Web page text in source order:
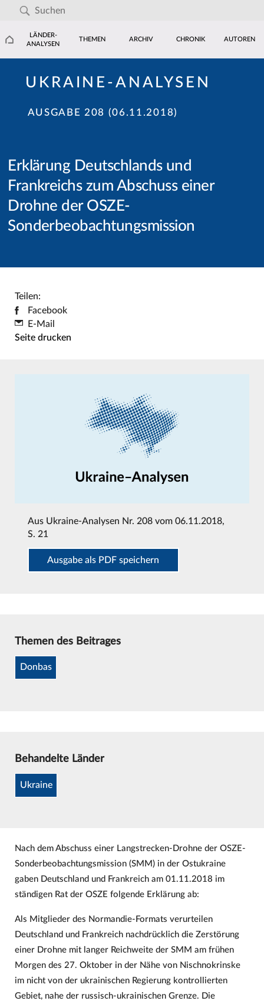
LÄNDER-
ANALYSEN
THEMEN ARCHIV CHRONIK AUTOREN
UKRAINE-ANALYSEN
AUSGABE 208 (06.11.2018)
Erklärung Deutschlands und
Frankreichs zum Abschuss einer
Drohne der OSZE-
Sonderbeobachtungsmission
Teilen:
Facebook
E-Mail
Seite drucken
Aus Ukraine-Analysen Nr. 208 vom 06.11.2018,
S. 21
Ausgabe als PDF speichern
Themen des Beitrages
Donbas
Behandelte Länder
Ukraine
Nach dem Abschuss einer Langstrecken-Drohne der OSZE-
Sonderbeobachtungsmission (SMM) in der Ostukraine
gaben Deutschland und Frankreich am 01.11.2018 im
ständigen Rat der OSZE folgende Erklärung ab:
Als Mitglieder des Normandie-Formats verurteilen
Deutschland und Frankreich nachdrücklich die Zerstörung
einer Drohne mit langer Reichweite der SMM am frühen
Morgen des 27. Oktober in der Nähe von Nischnokrinske
im nicht von der ukrainischen Regierung kontrollierten
Gebiet, nahe der russisch-ukrainischen Grenze. Die